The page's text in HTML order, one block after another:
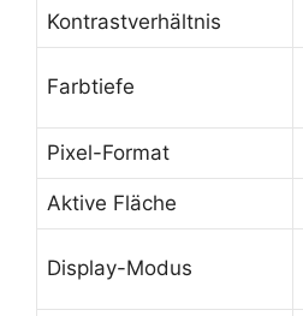
Kontrastverhältnis
Farbtiefe
Pixel-Format
Aktive Fläche
Display-Modus